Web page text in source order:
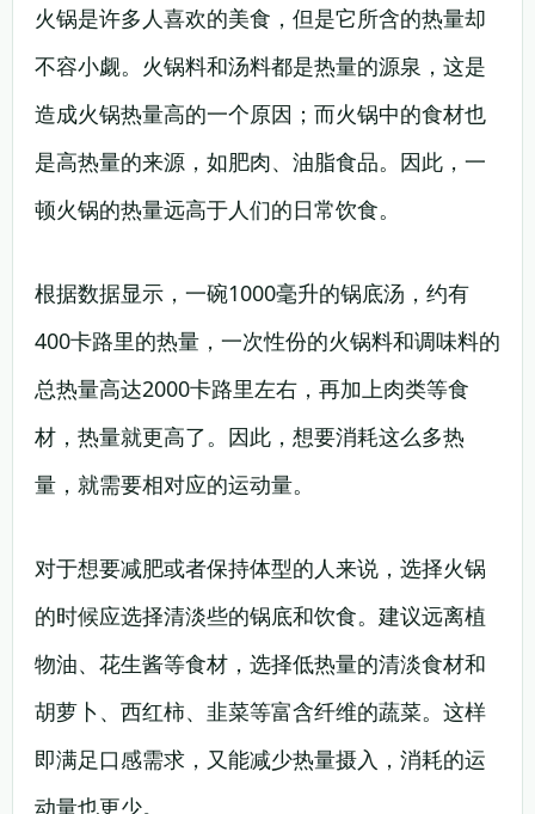
火锅是许多人喜欢的美食，但是它所含的热量却
不容小觑。火锅料和汤料都是热量的源泉，这是
造成火锅热量高的一个原因；而火锅中的食材也
是高热量的来源，如肥肉、油脂食品。因此，一
顿火锅的热量远高于人们的日常饮食。
根据数据显示，一碗1000毫升的锅底汤，约有
400卡路里的热量，一次性份的火锅料和调味料的
总热量高达2000卡路里左右，再加上肉类等食
材，热量就更高了。因此，想要消耗这么多热
量，就需要相对应的运动量。
对于想要减肥或者保持体型的人来说，选择火锅
的时候应选择清淡些的锅底和饮食。建议远离植
物油、花生酱等食材，选择低热量的清淡食材和
胡萝卜、西红柿、韭菜等富含纤维的蔬菜。这样
即满足口感需求，又能减少热量摄入，消耗的运
动量也更少。